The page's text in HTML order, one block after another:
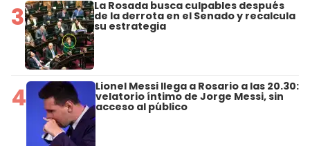
3 La Rosada busca culpables después
de la derrota en el Senado y recalcula
su estrategia
4 Lionel Messi llega a Rosario a las 20.30:
velatorio íntimo de Jorge Messi, sin
acceso al público